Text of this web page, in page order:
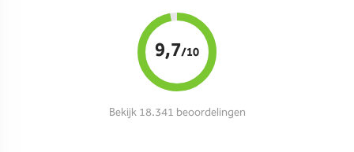
9,7/10
Bekijk 18.341 beoordelingen